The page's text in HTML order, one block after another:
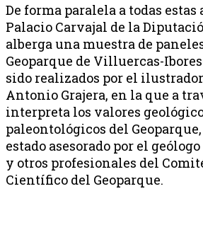
De forma paralela a todas
Palacio Carvajal de la
alberga una muestra de
Geoparque de Villuercas-
sido realizados por el
Antonio Grajera, en la que a
interpreta los valores
paleontológicos del
estado asesorado por el
y otros profesionales del
Científico del Geoparque.